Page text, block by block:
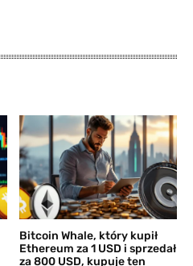
Bitcoin Whale, który kupił
Ethereum za 1 USD i sprzedał
za 800 USD, kupuje ten